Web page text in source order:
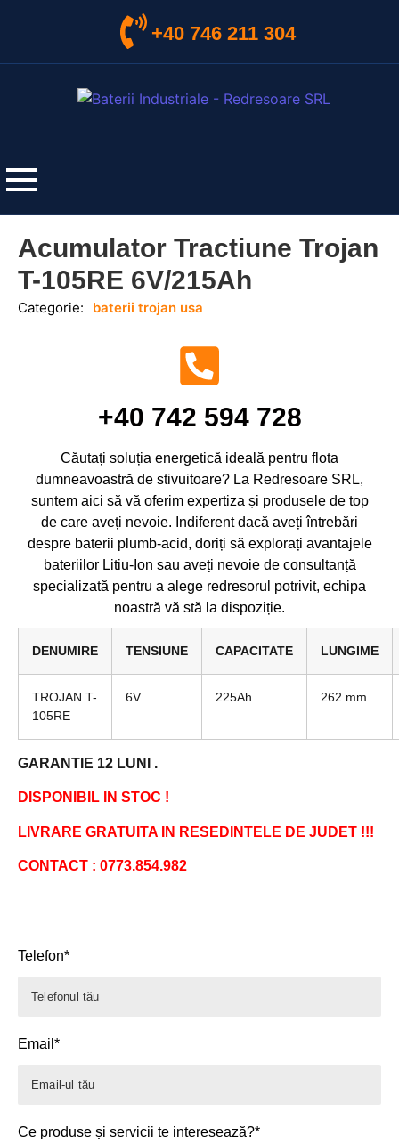
+40 746 211 304
Acumulator Tractiune Trojan
T-105RE 6V/215Ah
Categorie: baterii trojan usa
+40 742 594 728
Căutați soluția energetică ideală pentru flota
dumneavoastră de stivuitoare? La Redresoare SRL,
suntem aici să vă oferim expertiza și produsele de top
de care aveți nevoie. Indiferent dacă aveți întrebări
despre baterii plumb-acid, doriți să explorați avantajele
bateriilor Litiu-Ion sau aveți nevoie de consultanță
specializată pentru a alege redresorul potrivit, echipa
noastră vă stă la dispoziție.
DENUMIRE TENSIUNE CAPACITATE LUNGIME
TROJAN T-
105RE
6V 225Ah 262 mm
GARANTIE 12 LUNI .
DISPONIBIL IN STOC !
LIVRARE GRATUITA IN RESEDINTELE DE JUDET !!!
CONTACT : 0773.854.982
Telefon*
Email*
Ce produse și servicii te interesează?*